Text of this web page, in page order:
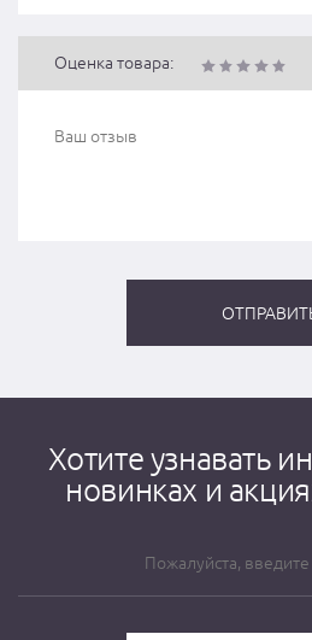
Оценка товара:
Хотите узнавать
новинках и